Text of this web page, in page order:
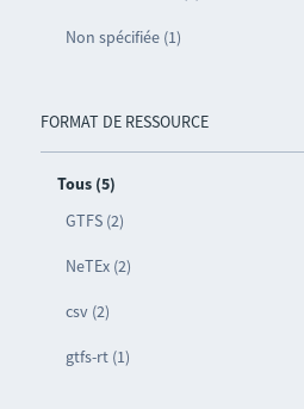
Non spécifiée (1)
FORMAT DE RESSOURCE
Tous (5)
GTFS (2)
NeTEx (2)
csv (2)
gtfs-rt (1)